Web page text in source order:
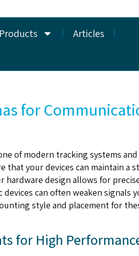
Products
Articles
for
of modern tracking systems
that your devices can maintain a
hardware design allows for
can often weaken
style and placement for
for High